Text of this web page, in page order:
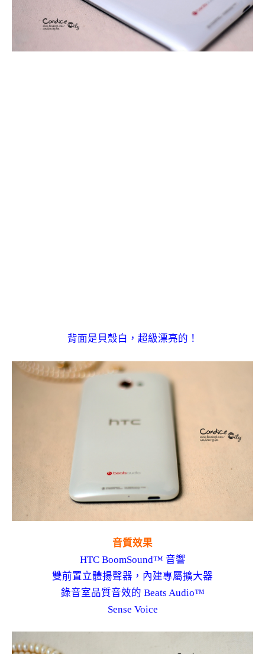
背面是貝殼白，超級漂亮的！
音質效果
HTC BoomSound™ 音響
雙前置立體揚聲器，內建專屬擴大器
錄音室品質音效的 Beats Audio™
Sense Voice